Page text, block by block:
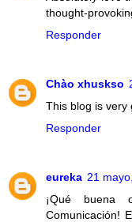
thought-
Responder
Chào xhuskso
This blog is very
Responder
eureka 21
¡Qué buena
Comunicación!